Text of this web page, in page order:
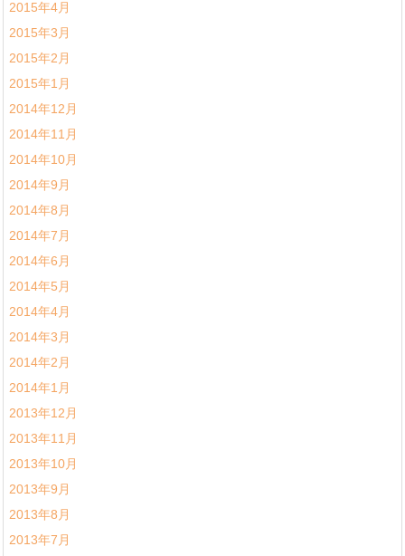
2015年4月
2015年3月
2015年2月
2015年1月
2014年12月
2014年11月
2014年10月
2014年9月
2014年8月
2014年7月
2014年6月
2014年5月
2014年4月
2014年3月
2014年2月
2014年1月
2013年12月
2013年11月
2013年10月
2013年9月
2013年8月
2013年7月